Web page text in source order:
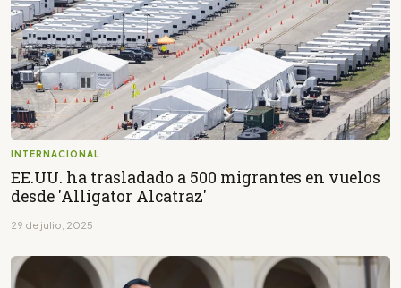
INTERNACIONAL
EE.UU. ha trasladado a 500 migrantes en vuelos
desde 'Alligator Alcatraz'
29 de julio, 2025